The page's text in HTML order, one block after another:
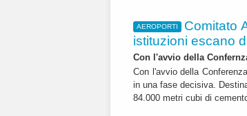
AEROPORTI
Comitato
istituzioni escano
Con l'avvio della
Con l'avvio della
in una fase decisiva.
84.000 metri cubi di